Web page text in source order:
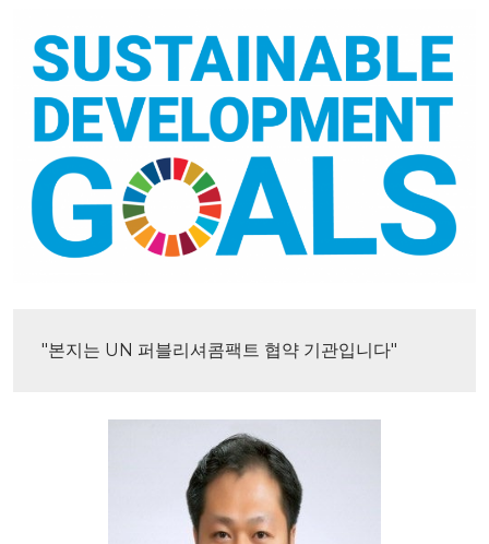
"본지는 UN 퍼블리셔콤팩트 협약 기관입니다"